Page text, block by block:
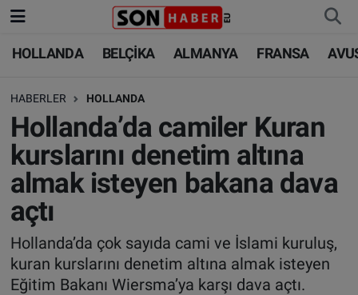
HOLLANDA BELÇİKA ALMANYA FRANSA
HABERLER HOLLANDA
Hollanda’da camiler Kuran
kurslarını denetim altına
almak isteyen bakana dava
açtı
Hollanda’da çok sayıda cami ve İslami kuruluş,
kuran kurslarını denetim altına almak isteyen
Eğitim Bakanı Wiersma’ya karşı dava açtı.
HOLLANDA
BELÇİKA
ALMANYA
FRANSA
AVUSTURYA
SAĞLIK - YAŞAM
HOLLANDA
BELÇİKA
ALMANYA
TÜRKİYE
DÜNYA
BİLİM-TEKNOLOJİ
Nöbetçi Eczaneler
Hava Durumu
Trafik Durumu
Süper Lig Puan Durumu ve Fikstür
Tüm Manşetler
Son Dakika Haberleri